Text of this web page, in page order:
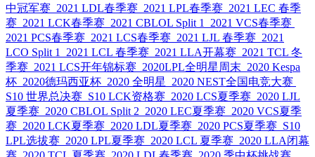
中冠军赛 2021 LDL春季赛 2021 LPL春季赛 2021 LEC 春季
赛 2021 LCK春季赛 2021 CBLOL Split 1
2021 VCS春季赛
2021 PCS春季赛 2021 LCS春季赛 2021 LJL 春季赛 2021
LCO Split 1
2021 LCL 春季赛 2021 LLA开幕赛 2021 TCL 冬
季赛 2021 LCS开年锦标赛 2020LPL全明星周末 2020 Kespa
杯 2020德玛西亚杯 2020 全明星
2020 NEST全国电竞大赛
S10 世界总决赛 S10 LCK资格赛 2020 LCS夏季赛 2020 LJL
夏季赛 2020 CBLOL Split 2 2020 LEC夏季赛 2020 VCS夏季
赛 2020 LCK夏季赛 2020 LDL夏季赛 2020 PCS夏季赛 S10
LPL选拔赛 2020 LPL夏季赛 2020 LCL 夏季赛 2020 LLA闭幕